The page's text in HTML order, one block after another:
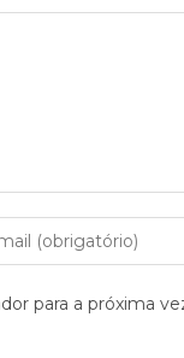
para a próxima